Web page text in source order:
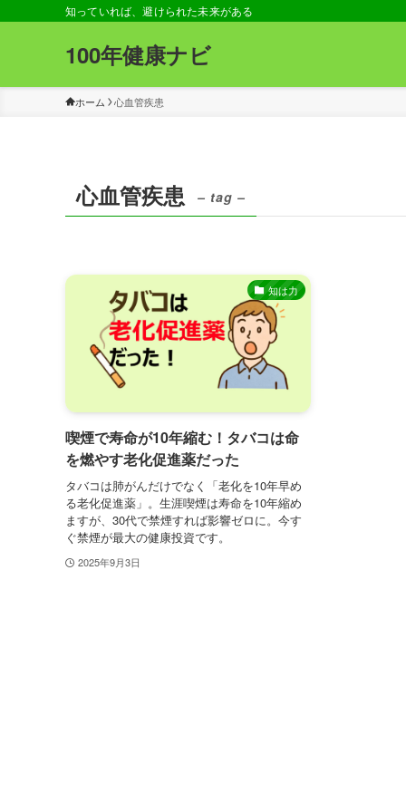
知っていれば、避けられた未来がある
100年健康ナビ
ホーム 心血管疾患
心血管疾患 – tag –
知は力
喫煙で寿命が10年縮む！タバコは命
を燃やす老化促進薬だった
タバコは肺がんだけでなく「老化を10年早め
る老化促進薬」。生涯喫煙は寿命を10年縮め
ますが、30代で禁煙すれば影響ゼロに。今す
ぐ禁煙が最大の健康投資です。
2025年9月3日